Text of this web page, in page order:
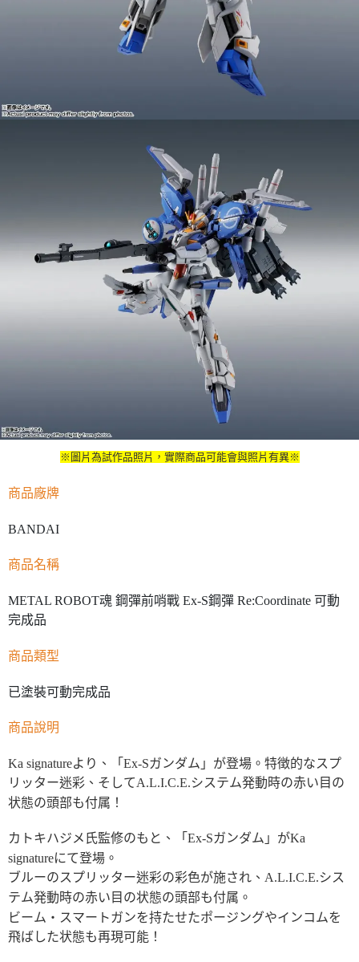
※圖片為試作品照片，實際商品可能會與照片有異※
商品廠牌
BANDAI
商品名稱
METAL ROBOT魂 鋼彈前哨戰 Ex-S鋼彈 Re:Coordinate 可動
完成品
商品類型
已塗裝可動完成品
商品說明
Ka signatureより、「Ex-Sガンダム」が登場。特徴的なスプ
リッター迷彩、そしてA.L.I.C.E.システム発動時の赤い目の
状態の頭部も付属！
カトキハジメ氏監修のもと、「Ex-Sガンダム」がKa
signatureにて登場。
ブルーのスプリッター迷彩の彩色が施され、A.L.I.C.E.シス
テム発動時の赤い目の状態の頭部も付属。
ビーム・スマートガンを持たせたポージングやインコムを
飛ばした状態も再現可能！